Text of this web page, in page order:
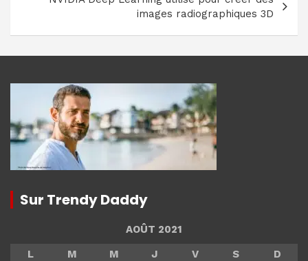
images radiographiques 3D
Sur Trendy Daddy
AOÛT 2021
L
M M J V S
D